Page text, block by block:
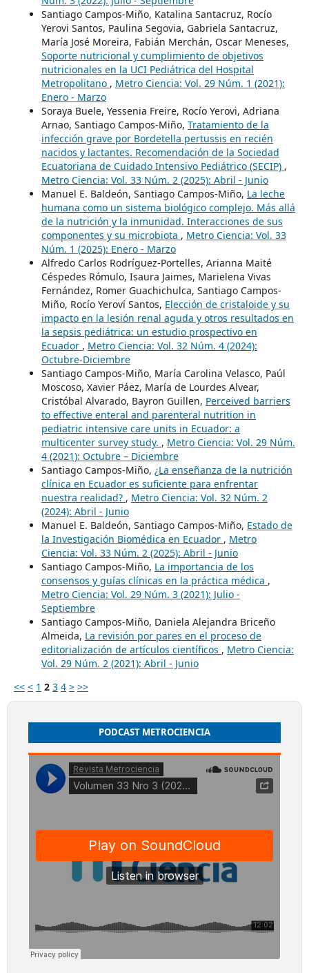
Santiago Campos-Miño, Katalina Santacruz, Rocío
Yerovi Santos, Paulina Segovia, Gabriela Santacruz,
María José Moreira, Fabián Merchán, Oscar Meneses,
Soporte nutricional y cumplimiento de objetivos
nutricionales en la UCI Pediátrica del Hospital
Metropolitano , Metro Ciencia: Vol. 29 Núm. 1 (2021):
Enero - Marzo
Soraya Buele, Yessenia Freire, Rocío Yerovi, Adriana
Arnao, Santiago Campos-Miño, Tratamiento de la
infección grave por Bordetella pertussis en recién
nacidos y lactantes. Recomendación de la Sociedad
Ecuatoriana de Cuidado Intensivo Pediátrico (SECIP) ,
Metro Ciencia: Vol. 33 Núm. 2 (2025): Abril - Junio
Manuel E. Baldeón, Santiago Campos-Miño, La leche
humana como un sistema biológico complejo. Más allá
de la nutrición y la inmunidad. Interacciones de sus
componentes y su microbiota , Metro Ciencia: Vol. 33
Núm. 1 (2025): Enero - Marzo
Alfredo Carlos Rodríguez-Portelles, Arianna Maité
Céspedes Rómulo, Isaura Jaimes, Marielena Vivas
Fernández, Romer Guachichulca, Santiago Campos-
Miño, Rocío Yeroví Santos, Elección de cristaloide y su
impacto en la lesión renal aguda y otros resultados en
la sepsis pediátrica: un estudio prospectivo en
Ecuador , Metro Ciencia: Vol. 32 Núm. 4 (2024):
Octubre-Diciembre
Santiago Campos-Miño, María Carolina Velasco, Paúl
Moscoso, Xavier Páez, María de Lourdes Alvear,
Cristóbal Alvarado, Bayron Guillen, Perceived barriers
to effective enteral and parenteral nutrition in
pediatric intensive care units in Ecuador: a
multicenter survey study. , Metro Ciencia: Vol. 29 Núm.
4 (2021): Octubre – Diciembre
Santiago Campos-Miño, ¿La enseñanza de la nutrición
clínica en Ecuador es suficiente para enfrentar
nuestra realidad? , Metro Ciencia: Vol. 32 Núm. 2
(2024): Abril - Junio
Manuel E. Baldeón, Santiago Campos-Miño, Estado de
la Investigación Biomédica en Ecuador , Metro
Ciencia: Vol. 33 Núm. 2 (2025): Abril - Junio
Santiago Campos-Miño, La importancia de los
consensos y guías clínicas en la práctica médica ,
Metro Ciencia: Vol. 29 Núm. 3 (2021): Julio -
Septiembre
Santiago Campos-Miño, Daniela Alejandra Briceño
Almeida, La revisión por pares en el proceso de
editorialización de artículos científicos , Metro Ciencia:
Vol. 29 Núm. 2 (2021): Abril - Junio
<< < 1 2 3 4 > >>
PODCAST METROCIENCIA